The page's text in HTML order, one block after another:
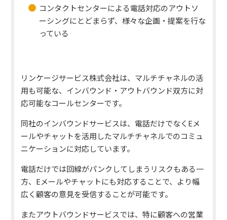
コンタクトセンターによる電話対応のアウトソ
ーシングにとどまらず、様々な企画・提案を行な
っている
リンケージサービス株式会社は、マルチチャネルの活
用も可能な、インバウンド・アウトバウンド双方に対
応可能なコールセンターです。
同社のインバウンドサービスは、電話だけでなくEメ
ールやチャットを活用したマルチチャネルでのコミュ
ニケーションに対応しています。
電話だけでは回線がパンクしてしまうリスクもある一
方、Eメールやチャットにも対応することで、より幅
広く顧客の意見を受信することが可能です。
またアウトバウンドサービスでは、特に顧客への営業